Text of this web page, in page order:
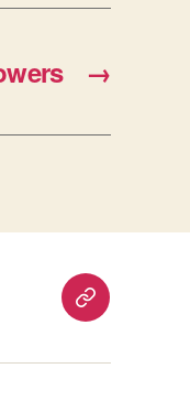
→
重
通